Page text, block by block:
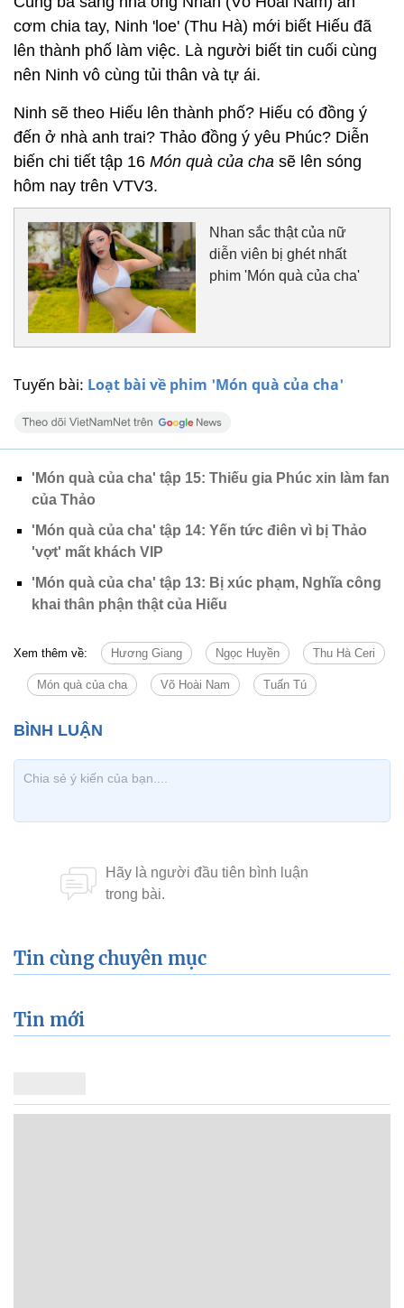
Tuyến bài: Loạt bài về phim 'Món quà của cha'
cơm chia tay, Ninh 'loe' (Thu Hà) mới biết Hiếu đã
lên thành phố làm việc. Là người biết tin cuối cùng
nên Ninh vô cùng tủi thân và tự ái.
Ninh sẽ theo Hiếu lên thành phố? Hiếu có đồng ý
đến ở nhà anh trai? Thảo đồng ý yêu Phúc? Diễn
biến chi tiết tập 16 Món quà của cha sẽ lên sóng
hôm nay trên VTV3.
Nhan sắc thật của nữ
diễn viên bị ghét nhất
phim 'Món quà của cha'
'Món quà của cha' tập 15: Thiếu gia Phúc xin làm fan
của Thảo
'Món quà của cha' tập 14: Yến tức điên vì bị Thảo
'vợt' mất khách VIP
'Món quà của cha' tập 13: Bị xúc phạm, Nghĩa công
khai thân phận thật của Hiếu
Xem thêm về: Hương Giang Ngọc Huyền Thu Hà Ceri
Món quà của cha Võ Hoài Nam Tuấn Tú
Tin cùng chuyên mục
Tin mới